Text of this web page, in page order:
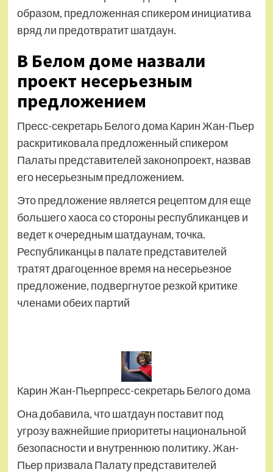
образом, предложенная спикером инициатива
вряд ли предотвратит шатдаун.
В Белом доме назвали
проект несерьезным
предложением
Пресс-секретарь Белого дома Карин Жан-Пьер
раскритиковала предложенный спикером
Палаты представителей законопроект, назвав
его несерьезным предложением.
Это предложение является рецептом для еще
большего хаоса со стороны республиканцев и
ведет к очередным шатдаунам, точка.
Республиканцы в палате представителей
тратят драгоценное время на несерьезное
предложение, подвергнутое резкой критике
членами обеих партий
Карин Жан-Пьерпресс-секретарь Белого дома
Она добавила, что шатдаун поставит под
угрозу важнейшие приоритеты национальной
безопасности и внутреннюю политику. Жан-
Пьер призвала Палату представителей